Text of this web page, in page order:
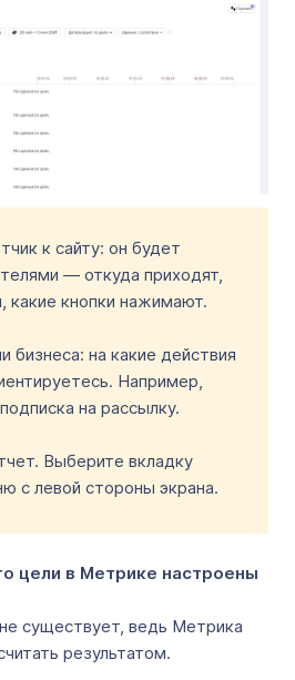
к сайту: он будет
— откуда приходят,
какие кнопки нажимают.
бизнеса: на какие действия
Например,
на рассылку.
Выберите вкладку
с левой стороны экрана.
цели в Метрике настроены
существует, ведь Метрика
результатом.